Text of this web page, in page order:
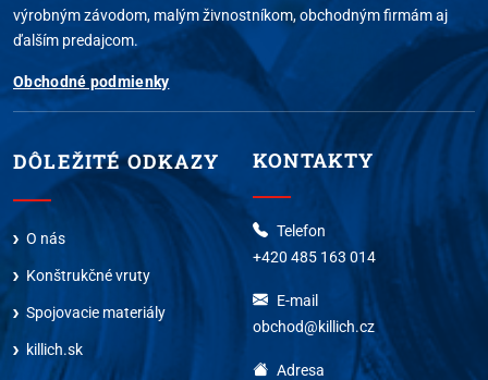
výrobným závodom, malým živnostníkom, obchodným firmám aj
ďalším predajcom.
Obchodné podmienky
DÔLEŽITÉ ODKAZY
O nás
Konštrukčné vruty
Spojovacie materiály
killich.sk
KONTAKTY
Telefon
+420 485 163 014
E-mail
obchod@killich.cz
Adresa